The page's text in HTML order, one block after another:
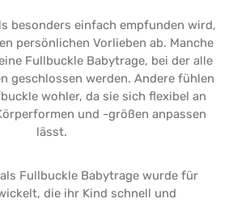
besonders einfach empfunden wird,
persönlichen Vorlieben ab. Manche
Fullbuckle Babytrage, bei der alle
geschlossen werden. Andere fühlen
wohler, da sie sich flexibel an
und -größen anpassen
lässt.
als Fullbuckle Babytrage wurde für
die ihr Kind schnell und